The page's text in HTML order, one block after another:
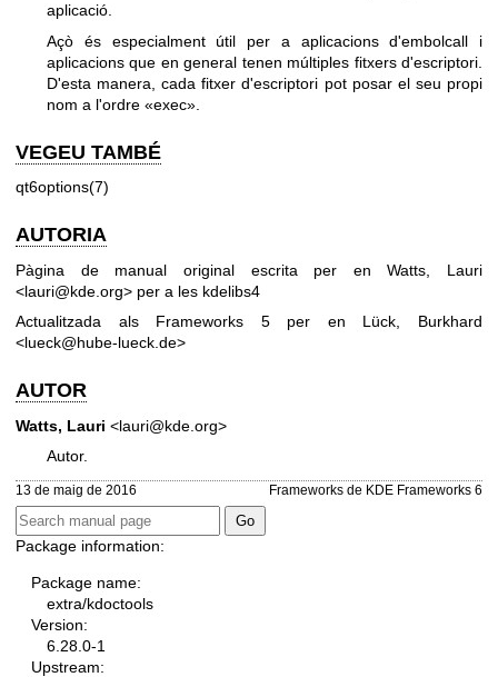
aplicació.
Açò és especialment útil per a aplicacions d'embolcall i
aplicacions que en general tenen múltiples fitxers d'escriptori.
D'esta manera, cada fitxer d'escriptori pot posar el seu propi
nom a l'ordre «exec».
VEGEU TAMBÉ
qt6options(7)
AUTORIA
Pàgina de manual original escrita per en Watts, Lauri
<lauri@kde.org> per a les kdelibs4
Actualitzada als Frameworks 5 per en Lück, Burkhard
<lueck@hube-lueck.de>
AUTOR
Watts, Lauri <lauri@kde.org>
Autor.
13 de maig de 2016 Frameworks de KDE Frameworks 6
Package information:
Package name:
extra/kdoctools
Version:
6.28.0-1
Upstream: